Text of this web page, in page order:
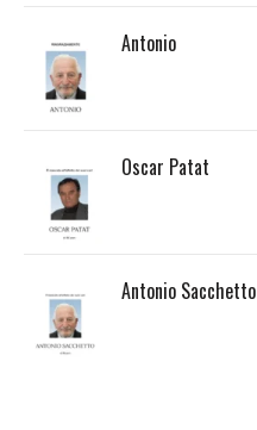
Antonio
Oscar Patat
Antonio Sacchetto